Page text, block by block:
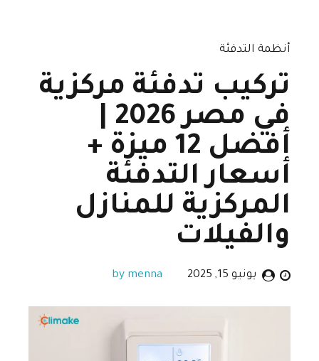
أنظمة التدفئة
تركيب تدفئة مركزية
أفضل 12 ميزة +
أسعار التدفئة
المركزية للمنازل
والفيلات
يونيو 15, 2025 by menna